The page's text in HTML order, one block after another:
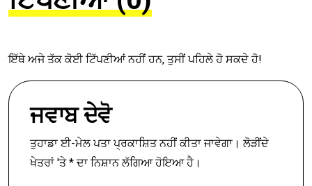
ਇੱਥੇ ਅਜੇ ਤੱਕ ਕੋਈ ਟਿੱਪਣੀਆਂ ਨਹੀਂ ਹਨ, ਤੁਸੀਂ ਪਹਿਲੇ ਹੋ ਸਕਦੇ ਹੋ!
ਜਵਾਬ ਦੇਵੋ
ਤੁਹਾਡਾ ਈ-ਮੇਲ ਪਤਾ ਪ੍ਰਕਾਸ਼ਿਤ ਨਹੀਂ ਕੀਤਾ ਜਾਵੇਗਾ। ਲੋੜੀਂਦੇ
ਖੇਤਰਾਂ 'ਤੇ*ਦਾ ਨਿਸ਼ਾਨ ਲੱਗਿਆ ਹੋਇਆ ਹੈ।